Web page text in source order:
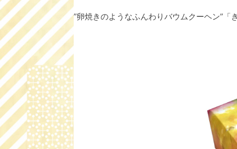
”卵焼きのようなふんわりバウムクーヘン”